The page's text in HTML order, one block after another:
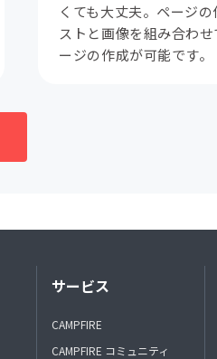
くても大丈夫。ページ
ストと画像を組み合わ
ージの作成が可能です。
サービス
CAMPFIRE
CAMPFIRE コミュニティ